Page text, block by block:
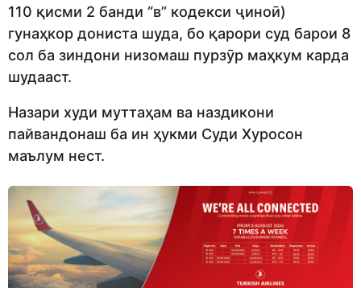
110 қисми 2 банди “в” кодекси ҷиноӣ)
гунаҳкор дониста шуда, бо қарори суд барои 8
сол ба зиндони низомаш пурзӯр маҳкум карда
шудааст.
Назари худи муттаҳам ва наздикони
пайвандонаш ба ин ҳукми Суди Хуросон
маълум нест.